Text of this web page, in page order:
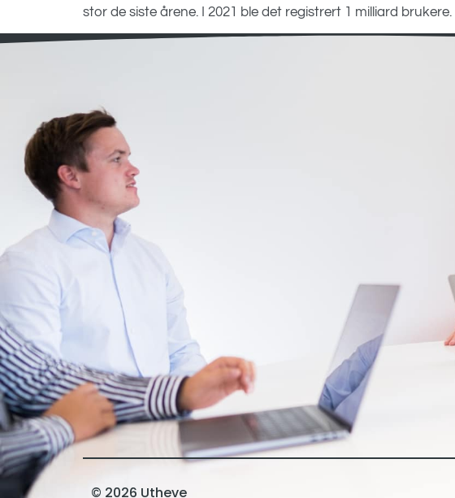
stor de siste årene. I 2021 ble det registrert 1 milliard
© 2026 Utheve